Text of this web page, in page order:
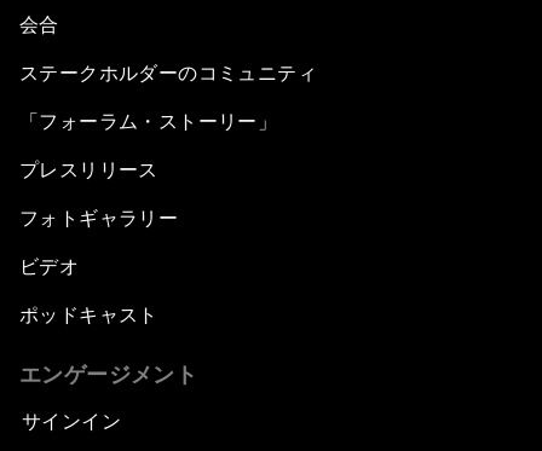
会合
ステークホルダーのコミュニティ
「フォーラム・ストーリー」
プレスリリース
フォトギャラリー
ビデオ
ポッドキャスト
エンゲージメント
サインイン